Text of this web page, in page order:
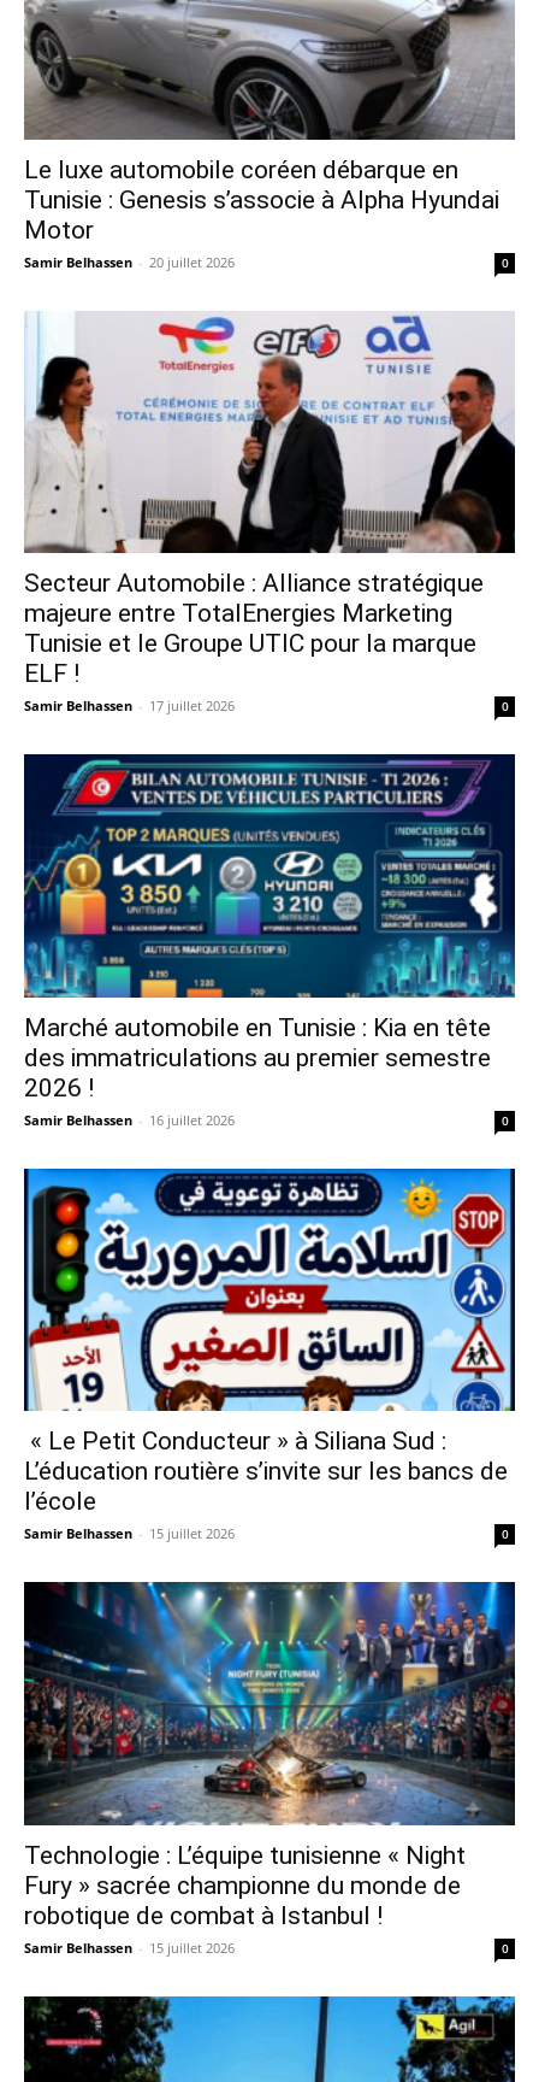
Le luxe automobile coréen débarque en
Tunisie : Genesis s’associe à Alpha Hyundai
Motor
Samir Belhassen - 20 juillet 2026 0
Secteur Automobile : Alliance stratégique
majeure entre TotalEnergies Marketing
Tunisie et le Groupe UTIC pour la marque
ELF !
Samir Belhassen - 17 juillet 2026 0
Marché automobile en Tunisie : Kia en tête
des immatriculations au premier semestre
2026 !
Samir Belhassen - 16 juillet 2026 0
« Le Petit Conducteur » à Siliana Sud :
L’éducation routière s’invite sur les bancs de
l’école
Samir Belhassen - 15 juillet 2026 0
Technologie : L’équipe tunisienne « Night
Fury » sacrée championne du monde de
robotique de combat à Istanbul !
Samir Belhassen - 15 juillet 2026 0